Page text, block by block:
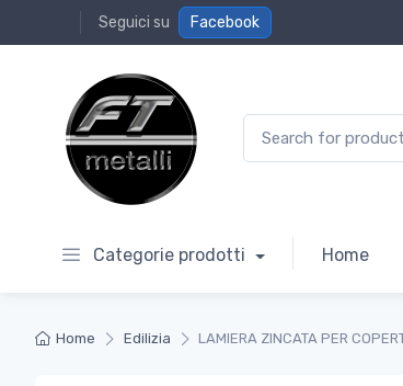
Seguici su Facebook
Categorie prodotti Home
Home Edilizia LAMIERA ZINCATA PER